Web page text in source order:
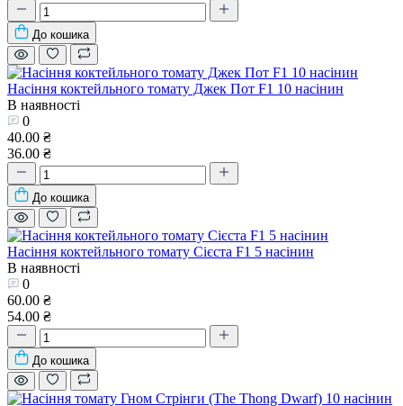
До кошика
Насіння коктейльного томату Джек Пот F1 10 насінин
В наявності
0
40.00 ₴
36.00 ₴
До кошика
Насіння коктейльного томату Сієста F1 5 насінин
В наявності
0
60.00 ₴
54.00 ₴
До кошика